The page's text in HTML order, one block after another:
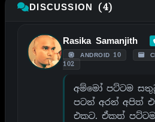
DISCUSSION (4)
Rasika Samanjith
ANDROID 10
102
අම්මෝ පට්ටම
පටන් අරන් අපිත්
එකට. ඒකත්